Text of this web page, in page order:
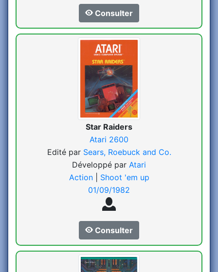
Consulter
Star Raiders
Atari 2600
Edité par Sears, Roebuck and Co.
Développé par Atari
Action
Shoot 'em up
01/09/1982
Consulter